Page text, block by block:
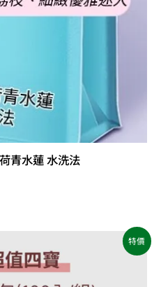
青水蓮 水洗法
特價